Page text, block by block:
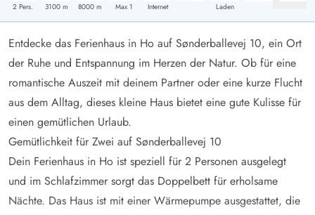
2 Pers. 3100m 8000 m Max 1 Internet Laden
Entdecke das Ferienhaus in Ho auf Sønderballevej 10, ein Ort
der Ruhe und Entspannung im Herzen der Natur. Ob für eine
romantische Auszeit mit deinem Partner oder eine kurze Flucht
aus dem Alltag, dieses kleine Haus bietet eine gute Kulisse für
einen gemütlichen Urlaub.
Gemütlichkeit für Zwei auf Sønderballevej 10
Dein Ferienhaus in Ho ist speziell für 2 Personen ausgelegt
und im Schlafzimmer sorgt das Doppelbett für erholsame
Nächte. Das Haus ist mit einer Wärmepumpe ausgestattet, die